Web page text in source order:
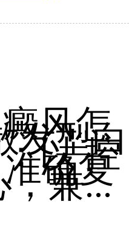
风怎
发型白
以 控
确复
，兼...